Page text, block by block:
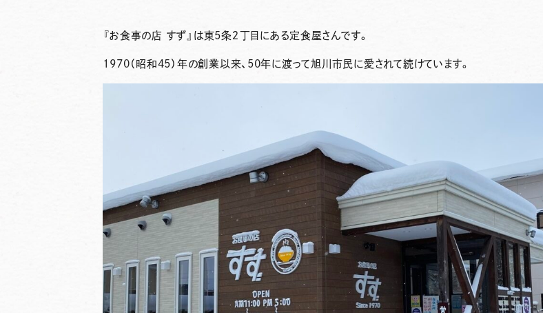
『お食事の店 すず』 は東5条２丁目にある定食屋さんです。
1970（昭和45）年の創業以来、50年に渡って旭川市民に愛されて続けています。